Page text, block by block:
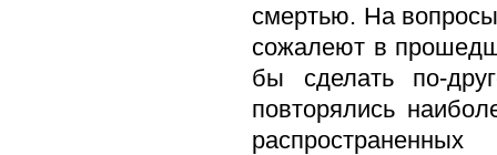
смертью. На
сожалеют в
бы сделать по-
повторялись